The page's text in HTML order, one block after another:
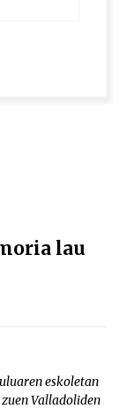
lau
eskoletan
Valladoliden